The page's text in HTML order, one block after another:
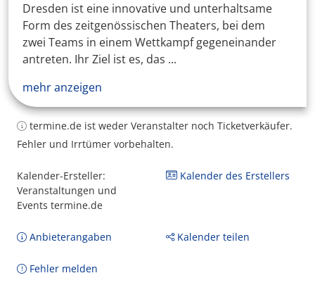
Dresden ist eine innovative und unterhaltsame
Form des zeitgenössischen Theaters, bei dem
zwei Teams in einem Wettkampf gegeneinander
antreten. Ihr Ziel ist es, das ...
mehr anzeigen
termine.de ist weder Veranstalter noch Ticketverkäufer.
Fehler und Irrtümer vorbehalten.
Kalender-Ersteller:
Veranstaltungen und
Events termine.de
Kalender des Erstellers
Anbieterangaben Kalender teilen
Fehler melden